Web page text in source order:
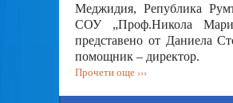
Меджидия, Република
СОУ „Проф.Никола
представено от Даниела
помощник – директор.
Прочети още ›››